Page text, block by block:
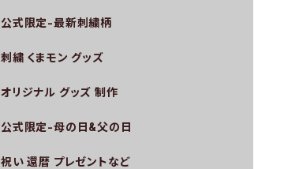
公式限定-最新刺繍柄
刺繍 くまモン グッズ
オリジナル グッズ 制作
公式限定-母の日&父の日
祝い 還暦 プレゼントなど